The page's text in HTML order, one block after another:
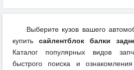
Выберите кузов вашего
купить сайлентблок балки
Каталог популярных видов
быстрого поиска и